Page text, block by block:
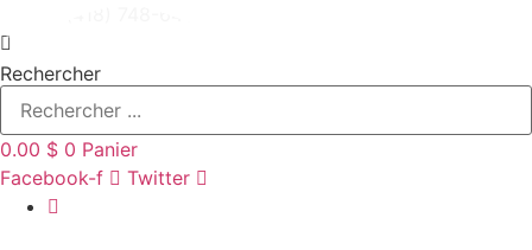
au
contenu
Rechercher
0.00 $ 0 Panier
Facebook-f
Twitter